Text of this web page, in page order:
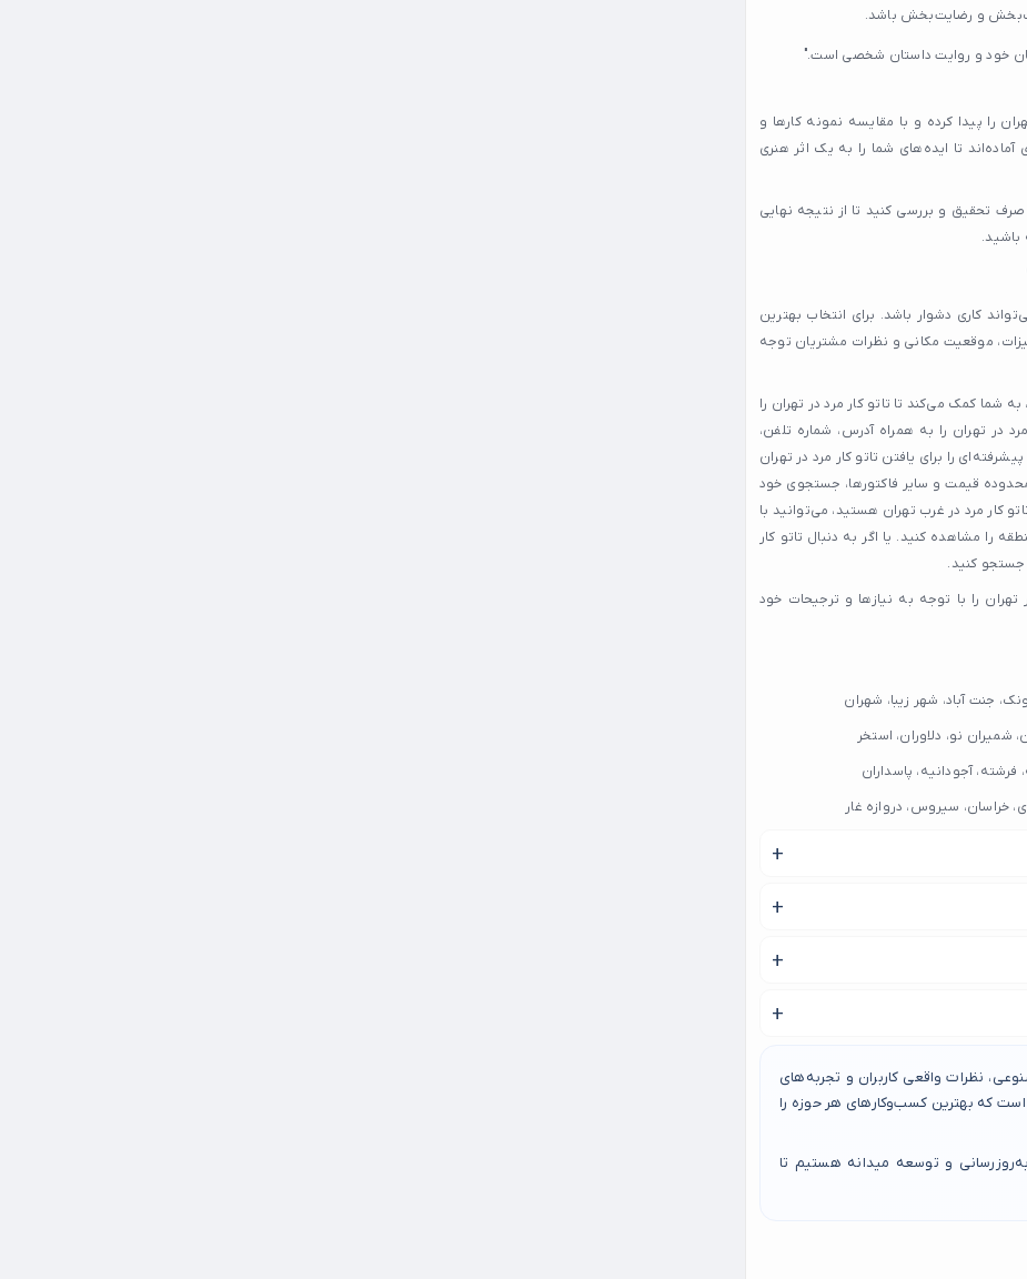
و رضایت‌بخش باشد.
خود و روایت داستان شخصی است."
را پیدا کرده و با مقایسه نمونه کارها و
تا ایده‌های شما را به یک اثر هنری
تحقیق و بررسی کنید تا از نتیجه نهایی
باشید.
کاری دشوار باشد. برای انتخاب بهترین
موقعیت مکانی و نظرات مشتریان توجه
شما کمک می‌کند تا تاتو کار مرد در تهران را
در تهران را به همراه آدرس، شماره تلفن،
را برای یافتن تاتو کار مرد در تهران
قیمت و سایر فاکتورها، جستجوی خود
کار مرد در غرب تهران هستید، می‌توانید با
را مشاهده کنید. یا اگر به دنبال تاتو کار
کنید.
تهران را با توجه به نیازها و ترجیحات خود
جنت آباد، شهر زیبا، شهران
شمیران نو، دلاوران، استخر
فرشته، آجودانیه، پاسداران
خراسان، سیروس، دروازه غار
استفاده کنید. این وب‌سایت به شما
را مطالعه کنید.
مهارت، سبک هنری، رعایت
کنید. در این جلسه می‌توانید در
اندازه طرح، پیچیدگی طرح و
چند تاتو کار تماس بگیرید و
نظرات واقعی کاربران و تجربه‌های
که بهترین کسب‌وکارهای هر حوزه را
و توسعه میدانه هستیم تا